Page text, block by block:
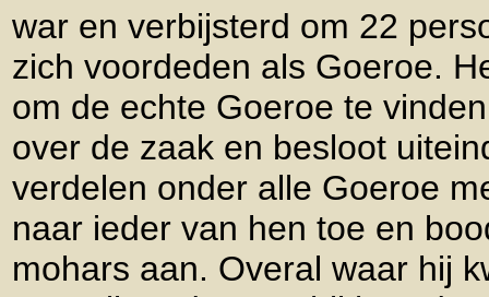
war en verbijsterd om 22
zich voordeden als Goeroe.
om de echte Goeroe te
over de zaak en besloot
verdelen onder alle Goeroe
naar ieder van hen toe en
mohars aan. Overal waar hij